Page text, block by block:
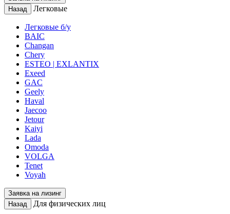
Назад
Легковые
Легковые б/у
BAIC
Changan
Chery
ESTEO | EXLANTIX
Exeed
GAC
Geely
Haval
Jaecoo
Jetour
Kaiyi
Lada
Omoda
VOLGA
Tenet
Voyah
Заявка на лизинг
Назад
Для физических лиц